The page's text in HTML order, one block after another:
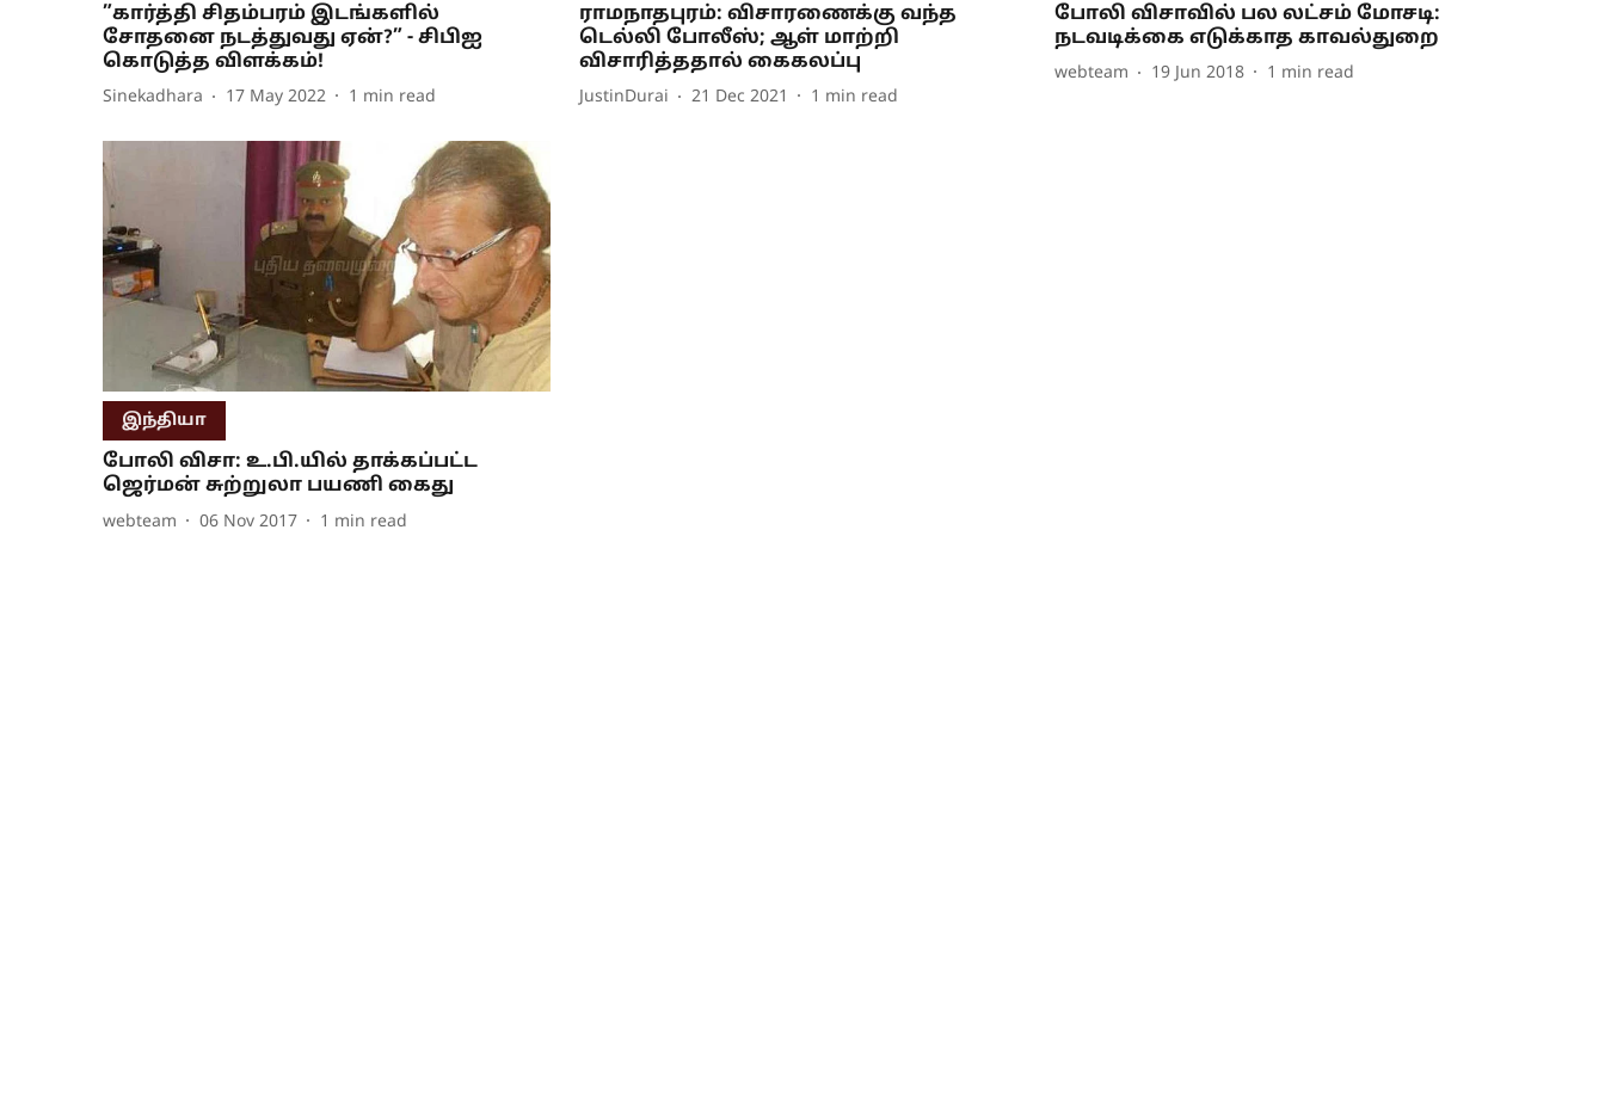
”கார்த்தி சிதம்பரம் இடங்களில்
சோதனை நடத்துவது ஏன்?” - சிபிஐ
கொடுத்த விளக்கம்!
Sinekadhara 17 May 2022 1 min read
ராமநாதபுரம்: விசாரணைக்கு வந்த
டெல்லி போலீஸ்; ஆள் மாற்றி
விசாரித்ததால் கைகலப்பு
JustinDurai 21 Dec 2021 1 min read
போலி விசாவில் பல லட்சம் மோசடி:
நடவடிக்கை எடுக்காத காவல்துறை
webteam 19 Jun 2018 1 min read
இந்தியா
போலி விசா: உ.பி.யில் தாக்கப்பட்ட
ஜெர்மன் சுற்றுலா பயணி கைது
webteam 06 Nov 2017 1 min read